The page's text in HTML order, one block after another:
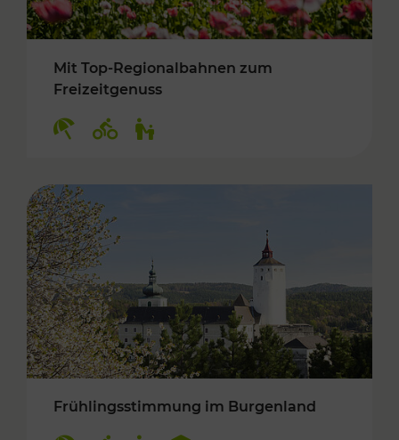
Mit Top-Regionalbahnen zum
Freizeitgenuss
Frühlingsstimmung im Burgenland